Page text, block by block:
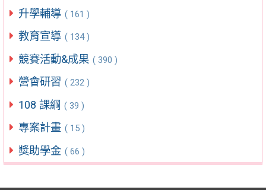
升學輔導 ( 161 )
教育宣導 ( 134 )
競賽活動&成果 ( 390 )
營會研習 ( 232 )
108 課綱 ( 39 )
專案計畫 ( 15 )
獎助學金 ( 66 )